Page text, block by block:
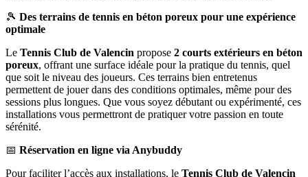
🎾 Des terrains de tennis en béton poreux pour une expérience
optimale
Le Tennis Club de Valencin propose 2 courts extérieurs en béton
poreux, offrant une surface idéale pour la pratique du tennis, quel
que soit le niveau des joueurs. Ces terrains bien entretenus
permettent de jouer dans des conditions optimales, même pour des
sessions plus longues. Que vous soyez débutant ou expérimenté, ces
installations vous permettront de pratiquer votre passion en toute
sérénité.
📅 Réservation en ligne via Anybuddy
Pour faciliter l’accès aux installations, le Tennis Club de Valencin